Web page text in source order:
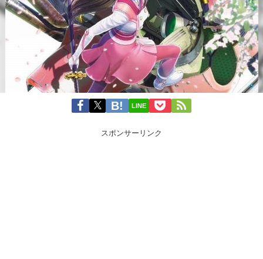
LINE
スポンサーリンク